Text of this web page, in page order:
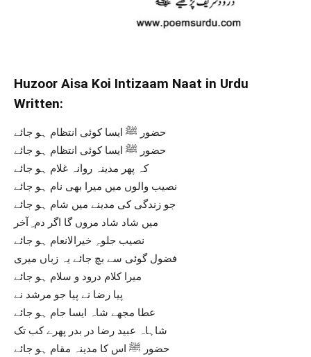
Huzoor Aisa Koi Intizaam Naat in Urdu
Written:
حضور ﷺ ایسا کوئی انتظام ہو جائے
حضور ﷺ ایسا کوئی انتظام ہو جائے
کہ پھر مدینہ روانہ غلام ہو جائے
نصیب والوں میں میرا بھی نام ہو جائے
جو زندگی کی مدینے میں شام ہو جائے
میں شاد شاد مروں گا اگر دم ِ آخر
نصیب جلوہِ خیرالانعام ہو جائے
فضول گوئی سے بچ جائے یہ زباں میری
میرا کلام درود و سلام ہو جائے
پیا رضا نے پیا جو مرشد نے
عطا مجھے شاہ ایسا جام ہو جائے
شاہاہ عبید رضا در بدر پھرے کب تک
حضور ﷺ اس کا مدینہ مقام ہو جائے